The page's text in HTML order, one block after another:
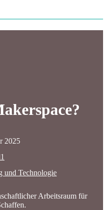
2025
und Technologie
Arbeitsraum für